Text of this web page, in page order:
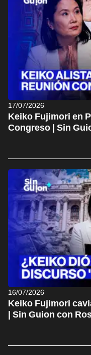
17/07/2026
Keiko Fujimori en
Congreso | Sin
16/07/2026
Keiko Fujimori
| Sin Guion con